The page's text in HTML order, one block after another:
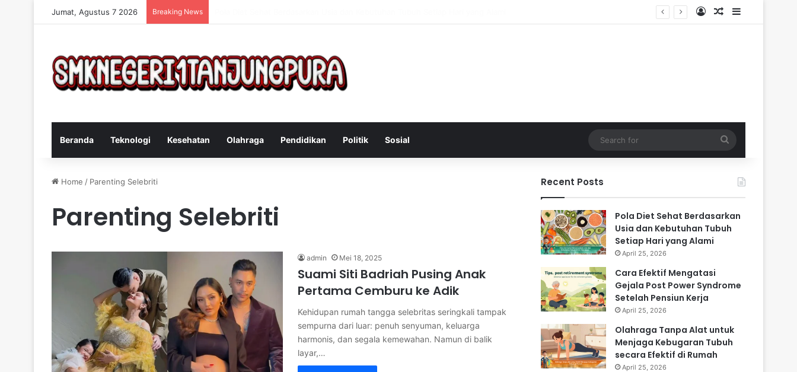
Jumat, Agustus 7 2026 Breaking News Log InRandom Article
Sidebar
Beranda Teknologi Kesehatan Olahraga Pendidikan Politik Sosial
for
Home / Parenting Selebriti
Parenting Selebriti
admin Mei 18, 2025
Suami Siti Badriah Pusing Anak
Pertama Cemburu ke Adik
Kehidupan rumah tangga selebritas seringkali tampak
sempurna dari luar: penuh senyuman, keluarga
harmonis, dan segala kemewahan. Namun di balik
layar,…
Recent Posts
Pola Diet Sehat Berdasarkan
Usia dan Kebutuhan Tubuh
Setiap Hari yang Alami
April 25, 2026
Cara Efektif Mengatasi
Gejala Post Power Syndrome
Setelah Pensiun Kerja
April 25, 2026
Olahraga Tanpa Alat untuk
Menjaga Kebugaran Tubuh
secara Efektif di Rumah
April 25, 2026